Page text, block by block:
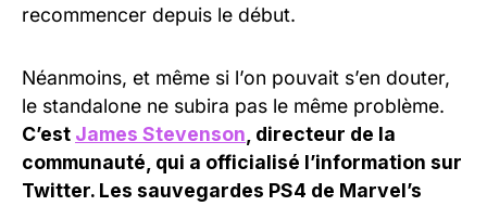
recommencer depuis le début.
Néanmoins, et même si l’on pouvait s’en douter,
le standalone ne subira pas le même problème.
C’est James Stevenson, directeur de la
communauté, qui a officialisé l’information sur
Twitter. Les sauvegardes PS4 de Marvel’s